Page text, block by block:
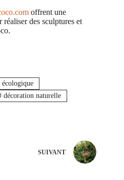
offrent une
des sculptures et
décoration naturelle
SUIVANT